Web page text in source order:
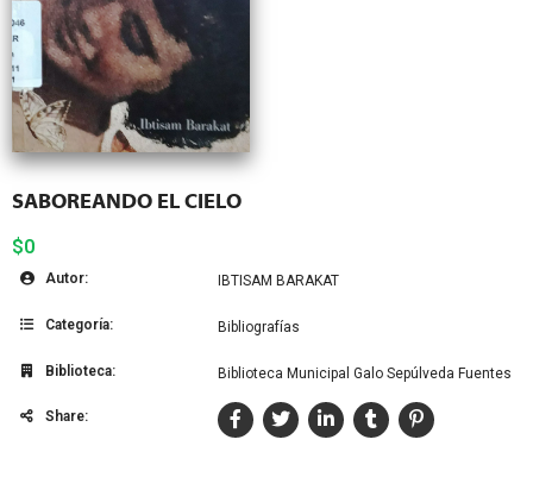
SABOREANDO EL CIELO
$0
Autor: IBTISAM BARAKAT
Categoría: Bibliografías
Biblioteca: Biblioteca Municipal Galo Sepúlveda Fuentes
Share: